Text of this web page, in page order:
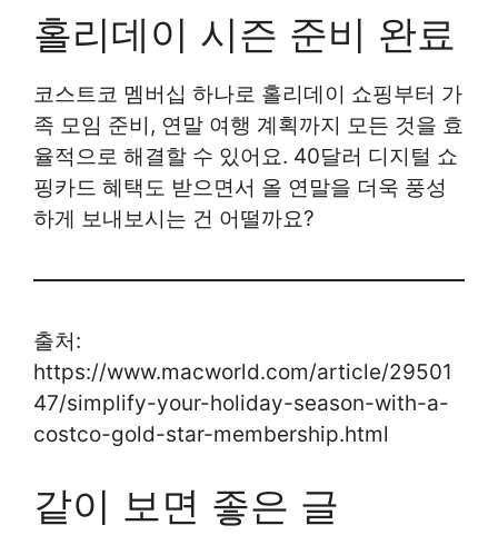
홀리데이 시즌 준비 완료
코스트코 멤버십 하나로 홀리데이 쇼핑부터 가
족 모임 준비, 연말 여행 계획까지 모든 것을 효
율적으로 해결할 수 있어요. 40달러 디지털 쇼
핑카드 혜택도 받으면서 올 연말을 더욱 풍성
하게 보내보시는 건 어떨까요?
출처:
https://www.macworld.com/article/29501
47/simplify-your-holiday-season-with-a-
costco-gold-star-membership.html
같이 보면 좋은 글